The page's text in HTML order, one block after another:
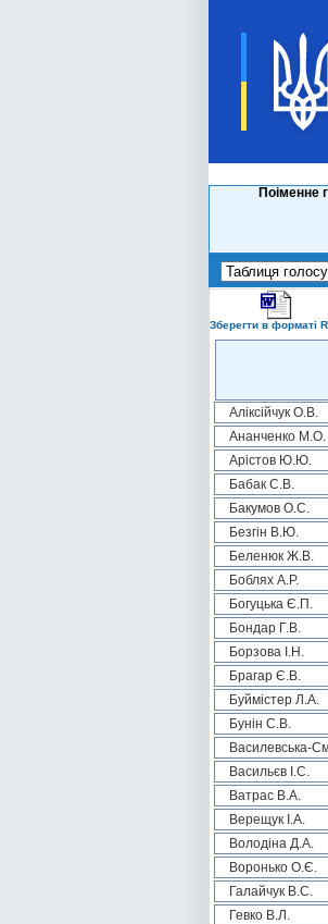
Поіменне
Зберегти в форматі
Аліксійчук О.В.
Ананченко М.О.
Арістов Ю.Ю.
Бабак С.В.
Бакумов О.С.
Безгін В.Ю.
Беленюк Ж.В.
Боблях А.Р.
Богуцька Є.П.
Бондар Г.В.
Борзова І.Н.
Брагар Є.В.
Буймістер Л.А.
Бунін С.В.
Василевська-
Васильєв І.С.
Ватрас В.А.
Верещук І.А.
Володіна Д.А.
Воронько О.Є.
Галайчук В.С.
Гевко В.Л.